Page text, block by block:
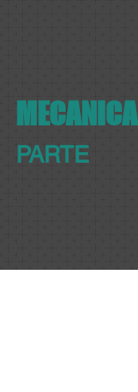
MECANICA
PARTE